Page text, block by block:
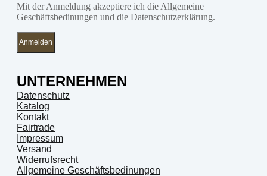
Mit der Anmeldung akzeptiere ich die Allgemeine
Geschäftsbedinungen und die Datenschutzerklärung.
Anmelden
UNTERNEHMEN
Datenschutz
Katalog
Kontakt
Fairtrade
Impressum
Versand
Widerrufsrecht
Allgemeine Geschäftsbedinungen